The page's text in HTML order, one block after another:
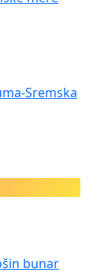
Sremska
bunar